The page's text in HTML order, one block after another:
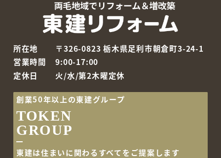
所在地
〒326-0823 栃木県足利市朝倉町3-24-1
営業時間
9:00-17:00
定休日
火/水/第2木曜定休
創業50年以上の東建グループ
TOKEN
GROUP
東建は住まいに関わるすべてをご提案します